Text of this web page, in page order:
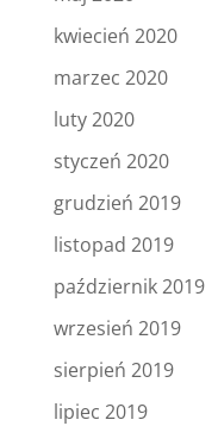
kwiecień 2020
marzec 2020
luty 2020
styczeń 2020
grudzień 2019
listopad 2019
październik 2019
wrzesień 2019
sierpień 2019
lipiec 2019